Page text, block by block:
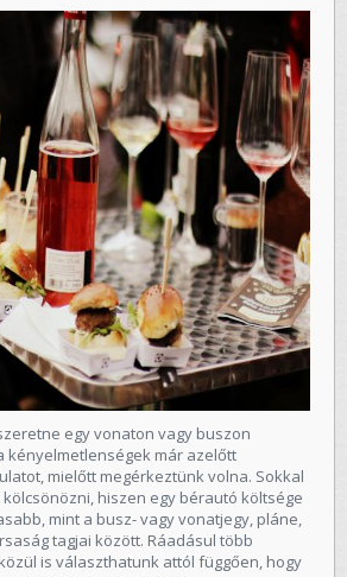
egy vonaton vagy buszon
kényelmetlenségek már azelőtt
mielőtt megérkeztünk volna. Sokkal
hiszen egy bérautó költsége
mint a busz- vagy vonatjegy, pláne,
tagjai között. Ráadásul több
is választhatunk attól függően, hogy